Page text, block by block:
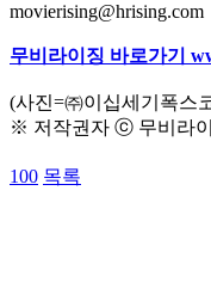
movierising@hrising.com
무비라이징 바로가기
(사진=㈜이십세기폭스
※ 저작권자 ⓒ 무비라이
100 목록